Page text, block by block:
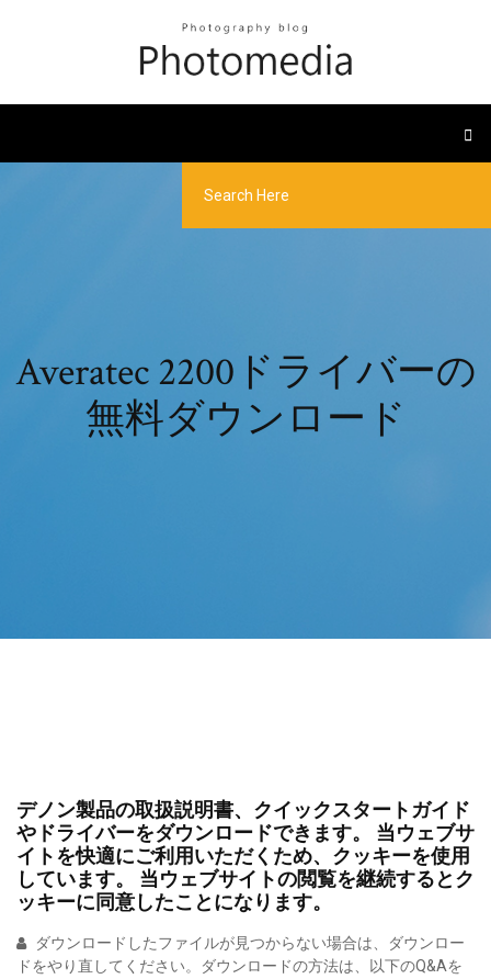
Averatec 2200ドライバーの
無料ダウンロード
デノン製品の取扱説明書、クイックスタートガイド
やドライバーをダウンロードできます。 当ウェブサ
イトを快適にご利用いただくため、クッキーを使用
しています。 当ウェブサイトの閲覧を継続するとク
ッキーに同意したことになります。
ダウンロードしたファイルが見つからない場合は、ダウンロー
ドをやり直してください。ダウンロードの方法は、以下のQ&Aを